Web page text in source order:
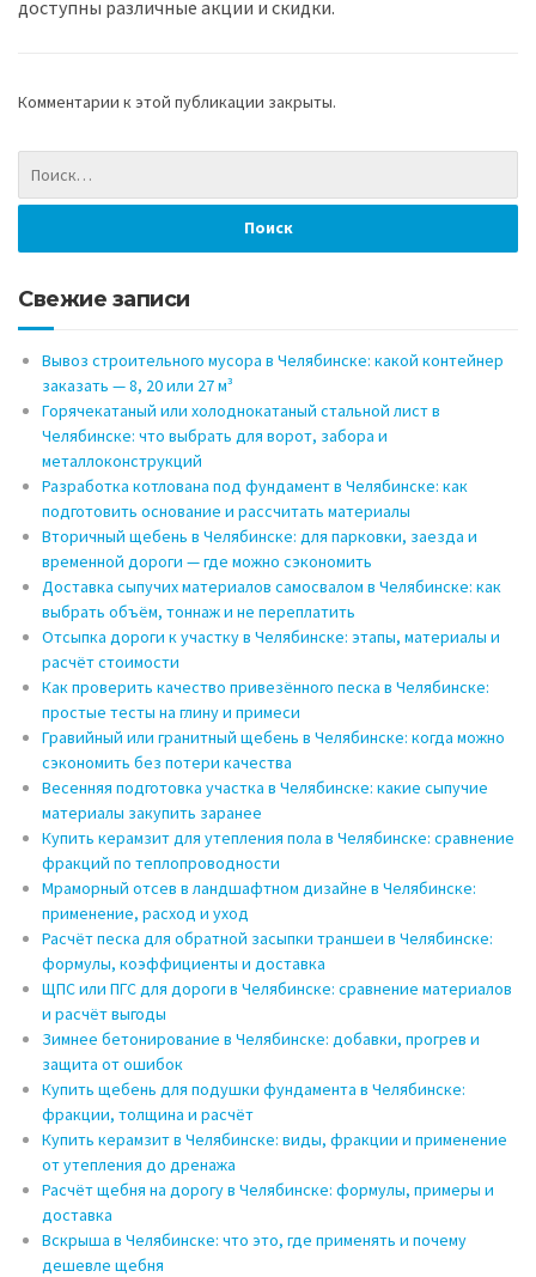
доступны различные акции и скидки.
Комментарии к этой публикации закрыты.
Свежие записи
Вывоз строительного мусора в Челябинске: какой контейнер
заказать — 8, 20 или 27 м³
Горячекатаный или холоднокатаный стальной лист в
Челябинске: что выбрать для ворот, забора и
металлоконструкций
Разработка котлована под фундамент в Челябинске: как
подготовить основание и рассчитать материалы
Вторичный щебень в Челябинске: для парковки, заезда и
временной дороги — где можно сэкономить
Доставка сыпучих материалов самосвалом в Челябинске: как
выбрать объём, тоннаж и не переплатить
Отсыпка дороги к участку в Челябинске: этапы, материалы и
расчёт стоимости
Как проверить качество привезённого песка в Челябинске:
простые тесты на глину и примеси
Гравийный или гранитный щебень в Челябинске: когда можно
сэкономить без потери качества
Весенняя подготовка участка в Челябинске: какие сыпучие
материалы закупить заранее
Купить керамзит для утепления пола в Челябинске: сравнение
фракций по теплопроводности
Мраморный отсев в ландшафтном дизайне в Челябинске:
применение, расход и уход
Расчёт песка для обратной засыпки траншеи в Челябинске:
формулы, коэффициенты и доставка
ЩПС или ПГС для дороги в Челябинске: сравнение материалов
и расчёт выгоды
Зимнее бетонирование в Челябинске: добавки, прогрев и
защита от ошибок
Купить щебень для подушки фундамента в Челябинске:
фракции, толщина и расчёт
Купить керамзит в Челябинске: виды, фракции и применение
от утепления до дренажа
Расчёт щебня на дорогу в Челябинске: формулы, примеры и
доставка
Вскрыша в Челябинске: что это, где применять и почему
дешевле щебня